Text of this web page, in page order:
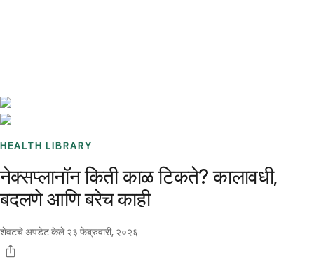
HEALTH LIBRARY
नेक्सप्लानॉन किती काळ टिकते? कालावधी,
बदलणे आणि बरेच काही
शेवटचे अपडेट केले २३ फेब्रुवारी, २०२६